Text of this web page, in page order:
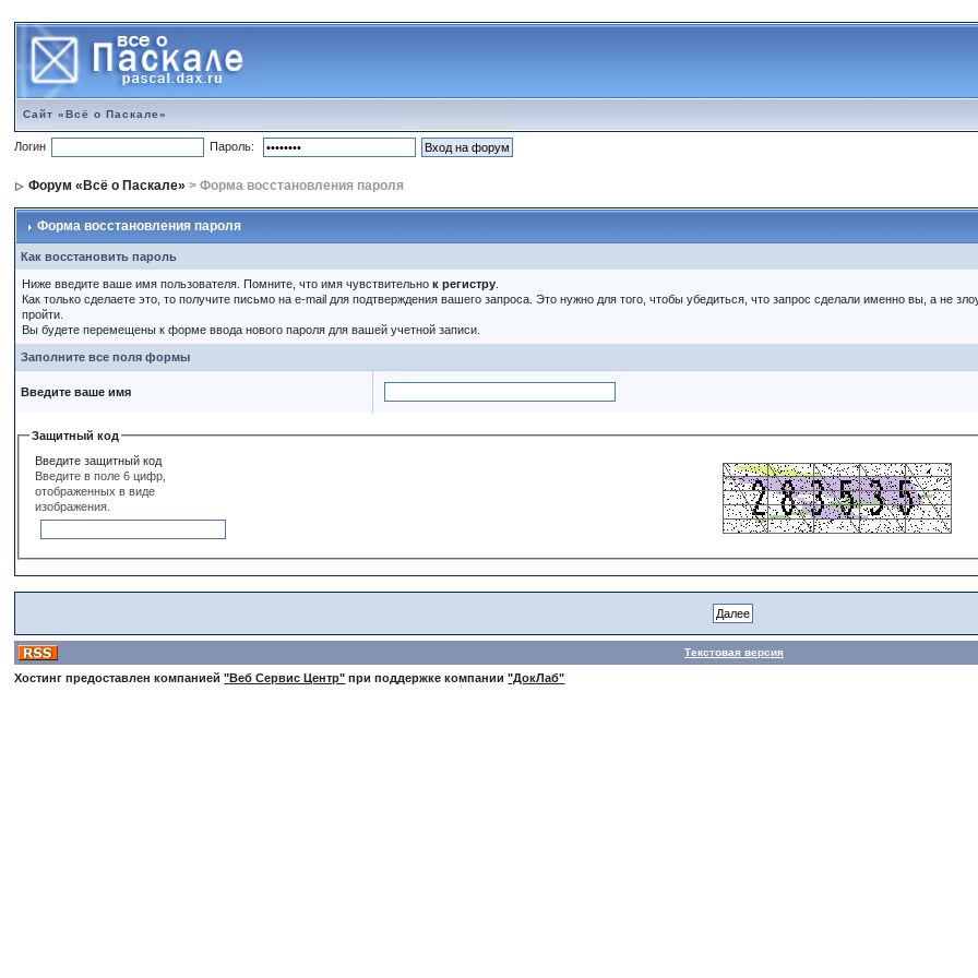
Сайт «Всё о Паскале»
Логин Пароль:
Форум «Всё о Паскале» > Форма восстановления пароля
Форма восстановления пароля
Как восстановить пароль
Ниже введите ваше имя пользователя. Помните, что имя чувствительнок регистру
Как только сделаете это, то получите письмо на e-mail для подтверждения вашего запроса. Это нужно для того, чтобы убедиться, что запрос сделали именно вы, а не
пройти.
Вы будете перемещены к форме ввода нового пароля для вашей учетной записи.
Заполните все поля формы
Введите ваше имя
Защитный код
Введите защитный код
Введите в поле 6 цифр,
отображенных в виде
изображения.
Текстовая версия
Хостинг предоставлен компанией"Веб Сервис Центр" при поддержке компании"ДокЛаб"